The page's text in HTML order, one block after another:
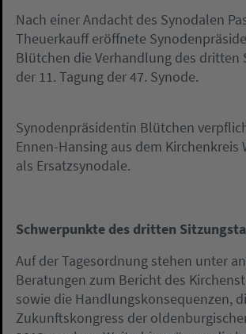
Nach einer Andacht des Synodalen
Theuerkauff eröffnete
Blütchen die Verhandlung des dritten
der 11. Tagung der 47. Synode.
Synodenpräsidentin Blütchen
Ennen-Hansing aus dem Kirchenkreis
als Ersatzsynodale.
Schwerpunkte des dritten
Auf der Tagesordnung stehen unter
Beratungen zum Bericht des
sowie die Handlungskonsequenzen,
Zukunftskongress der